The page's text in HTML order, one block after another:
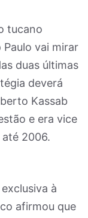
tucano
vai mirar
duas últimas
deverá
Kassab
e era vice
2006.
à
afirmou que